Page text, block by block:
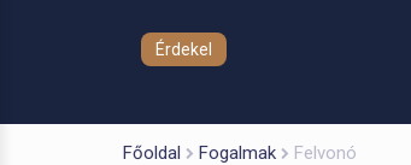
Érdekel
Főoldal Fogalmak Felvonó